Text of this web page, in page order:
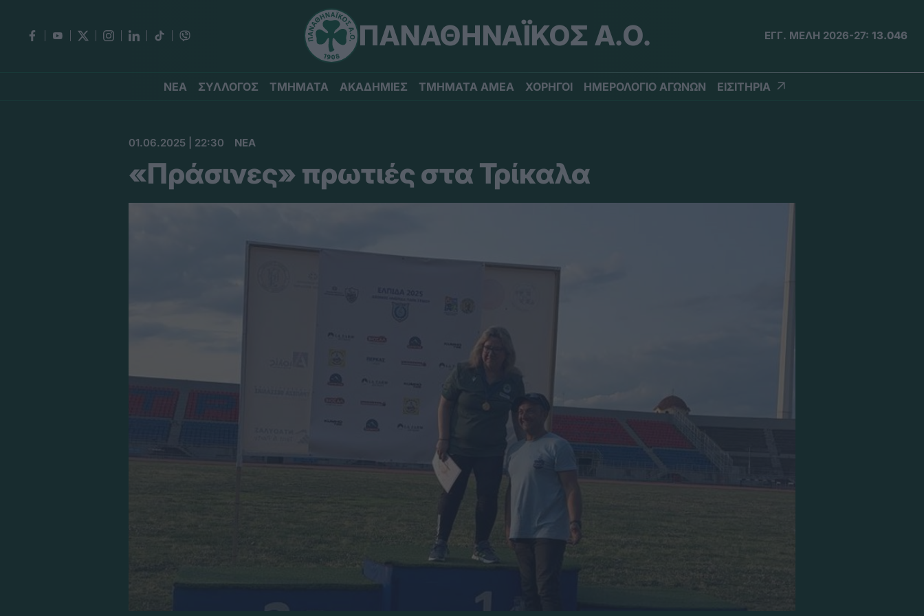
ΠΑΝΑΘΗΝΑΪΚΟΣ Α.Ο. ΕΓΓ. ΜΕΛΗ 2026-27: 13.046
ΝΕΑ ΣΥΛΛΟΓΟΣ ΤΜΗΜΑΤΑ ΑΚΑΔΗΜΙΕΣ ΤΜΗΜΑΤΑ ΑΜΕΑ ΧΟΡΗΓΟΙ ΗΜΕΡΟΛΟΓΙΟ ΑΓΩΝΩΝ ΕΙΣΙΤΗΡΙΑ
01.06.2025 | 22:30 ΝΕΑ
«Πράσινες» πρωτιές στα Τρίκαλα